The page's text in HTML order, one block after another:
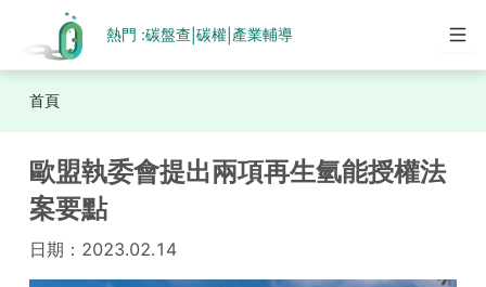
熱門 :碳盤查 碳權| 產業輔導
首頁
歐盟執委會提出兩項再生氫能授權法
案要點
日期： 2023.02.14